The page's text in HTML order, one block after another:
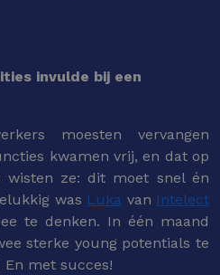
invulde bij een
moesten vervangen
kwamen vrij, en dat op
wisten ze: dit moet snel én
was Luka van Intelect
te denken. In één maand
sterke young potentials te
met succes!